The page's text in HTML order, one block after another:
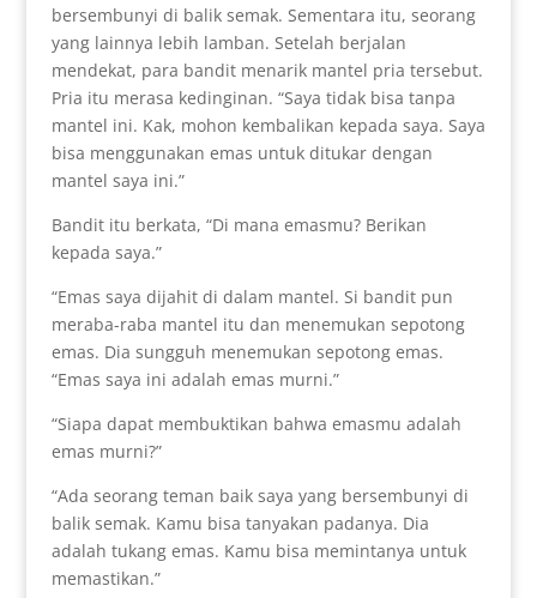
bersembunyi di balik semak. Sementara itu, seorang
yang lainnya lebih lamban. Setelah berjalan
mendekat, para bandit menarik mantel pria tersebut.
Pria itu merasa kedinginan. “Saya tidak bisa tanpa
mantel ini. Kak, mohon kembalikan kepada saya. Saya
bisa menggunakan emas untuk ditukar dengan
mantel saya ini.”
Bandit itu berkata, “Di mana emasmu? Berikan
kepada saya.”
“Emas saya dijahit di dalam mantel. Si bandit pun
meraba-raba mantel itu dan menemukan sepotong
emas. Dia sungguh menemukan sepotong emas.
“Emas saya ini adalah emas murni.”
“Siapa dapat membuktikan bahwa emasmu adalah
emas murni?”
“Ada seorang teman baik saya yang bersembunyi di
balik semak. Kamu bisa tanyakan padanya. Dia
adalah tukang emas. Kamu bisa memintanya untuk
memastikan.”